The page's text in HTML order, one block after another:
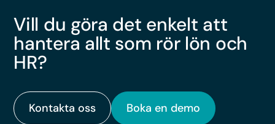
Vill du göra det enkelt att
hantera allt som rör lön och
HR?
Kontakta oss Boka en demo